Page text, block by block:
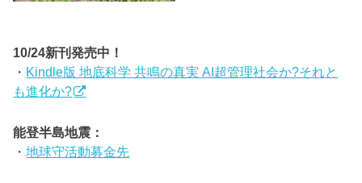
10/24新刊発売中！
・ Kindle版 地底科学 共鳴の真実 AI超管理社会か?それと
も進化か?
能登半島地震：
・地球守活動募金先